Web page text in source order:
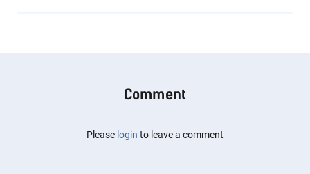
Comment
Please login to leave a comment